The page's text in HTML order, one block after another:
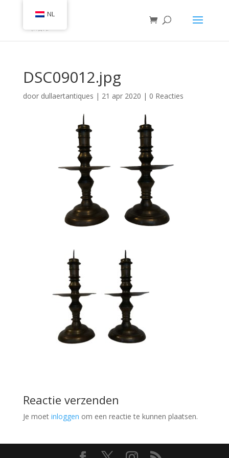
DSC09012.jpg
door dullaertantiques | 21 apr 2020 | 0 Reacties
Reactie verzenden
Je moet inloggen om een reactie te kunnen plaatsen.
NL